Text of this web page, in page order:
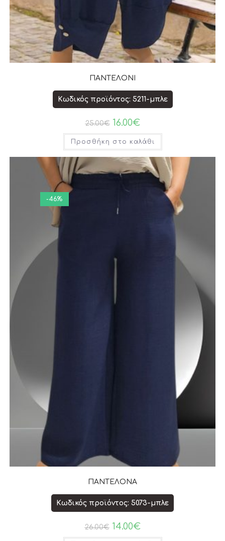
ΠΑΝΤΕΛΟΝΙ
Κωδικός προϊόντος: 5211-μπλε
25.00€ 16.00€
Προσθήκη στο καλάθι
-46%
ΠΑΝΤΕΛΟΝΑ
Κωδικός προϊόντος: 5073-μπλε
26.00€ 14.00€